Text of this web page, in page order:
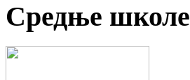
Средње школе